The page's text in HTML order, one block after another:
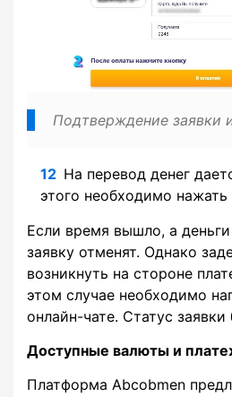
Подтверждение заявки
На перевод денег
этого необходимо нажать
Если время вышло, а
заявку отменят. Однако
возникнуть на стороне
этом случае необходимо
онлайн-чате. Статус заявки
Доступные валюты и
Платформа Abcobmen